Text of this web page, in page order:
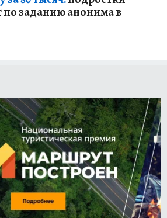
по заданию анонима в